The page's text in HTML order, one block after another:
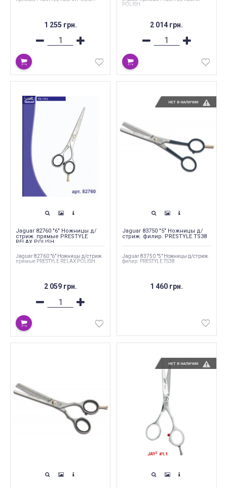
1 255 грн.
POLISH
2 014 грн.
Jaguar 82760 "6" Ножницы д/
стриж. прямые PRESTYLE
RELAX POLISH
Jaguar 82760 "6" Ножницы д/стриж.
прямые PRESTYLE RELAX POLISH
2 059 грн.
НЕТ В НАЛИЧИИ
Jaguar 83750 "5" Ножницы д/
стриж. филир. PRESTYLE TS38
Jaguar 83750 "5" Ножницы д/стриж.
филир. PRESTYLE TS38
1 460 грн.
НЕТ В НАЛИЧИИ